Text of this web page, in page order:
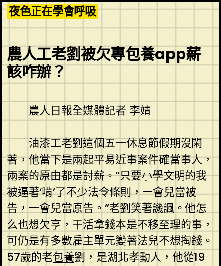
Skip
to
content
夜色正在學會呼吸
農人工老劉被欠專包養app薪
該咋辦？
農人日報全媒體記者 李婧
油漆工老劉這個五一休息節假期沒閑
著，他當下是兩起平易近事案件確當事人，
兩案的原由都是討薪。“只要小學文明的我
被逼著‘啃’了不少法令條則，一會兒當被
告，一會兒當原告。”老劉笑著譏諷。他怎
么也想欠亨，干活拿錢本是不移至理的事，
可仍是有多數雇主單元變著法兒不想掏錢。
57歲的老包養劉，是湖北孝動人，他從19